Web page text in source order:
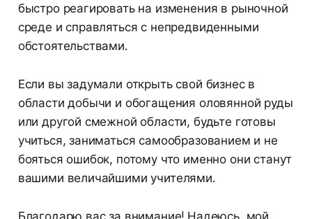
быстро реагировать на изменения в рыночной
среде и справляться с непредвиденными
обстоятельствами.
Если вы задумали открыть свой бизнес в
области добычи и обогащения оловянной руды
или другой смежной области, будьте готовы
учиться, заниматься самообразованием и не
бояться ошибок, потому что именно они станут
вашими величайшими учителями.
Благодарю вас за внимание! Надеюсь, мой